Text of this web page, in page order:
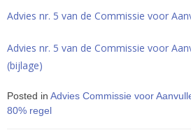
Advies nr. 5 van de Commissie voor
Advies nr. 5 van de Commissie voor
(bijlage)
Posted in Advies Commissie voor
80% regel